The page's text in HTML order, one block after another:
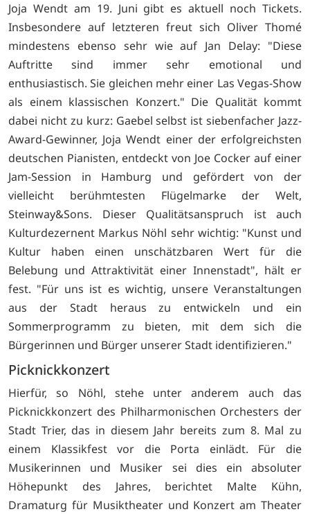
Joja Wendt am 19. Juni gibt es aktuell noch Tickets.
Insbesondere auf letzteren freut sich Oliver Thomé
mindestens ebenso sehr wie auf Jan Delay: "Diese
Auftritte sind immer sehr emotional und
enthusiastisch. Sie gleichen mehr einer Las Vegas-Show
als einem klassischen Konzert." Die Qualität kommt
dabei nicht zu kurz: Gaebel selbst ist siebenfacher Jazz-
Award-Gewinner, Joja Wendt einer der erfolgreichsten
deutschen Pianisten, entdeckt von Joe Cocker auf einer
Jam-Session in Hamburg und gefördert von der
vielleicht berühmtesten Flügelmarke der Welt,
Steinway&Sons. Dieser Qualitätsanspruch ist auch
Kulturdezernent Markus Nöhl sehr wichtig: "Kunst und
Kultur haben einen unschätzbaren Wert für die
Belebung und Attraktivität einer Innenstadt", hält er
fest. "Für uns ist es wichtig, unsere Veranstaltungen
aus der Stadt heraus zu entwickeln und ein
Sommerprogramm zu bieten, mit dem sich die
Bürgerinnen und Bürger unserer Stadt identifizieren."
Picknickkonzert
Hierfür, so Nöhl, stehe unter anderem auch das
Picknickkonzert des Philharmonischen Orchesters der
Stadt Trier, das in diesem Jahr bereits zum 8. Mal zu
einem Klassikfest vor die Porta einlädt. Für die
Musikerinnen und Musiker sei dies ein absoluter
Höhepunkt des Jahres, berichtet Malte Kühn,
Dramaturg für Musiktheater und Konzert am Theater